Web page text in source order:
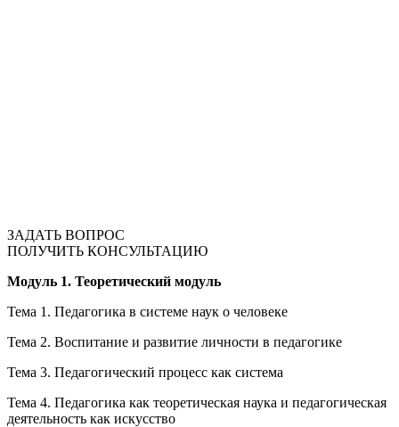
ЗАДАТЬ ВОПРОС
ПОЛУЧИТЬ КОНСУЛЬТАЦИЮ
Модуль 1. Теоретический модуль
Тема 1. Педагогика в системе наук о человеке
Тема 2. Воспитание и развитие личности в педагогике
Тема 3. Педагогический процесс как система
Тема 4. Педагогика как теоретическая наука и педагогическая
деятельность как искусство